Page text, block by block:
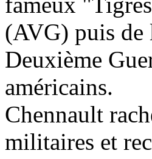
(AVG) puis
Deuxième
américains.
Chennault
militaires et